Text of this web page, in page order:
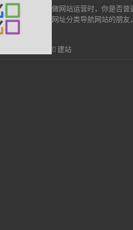
做网站运营时，你是否
网址分类导航网站的朋
建站